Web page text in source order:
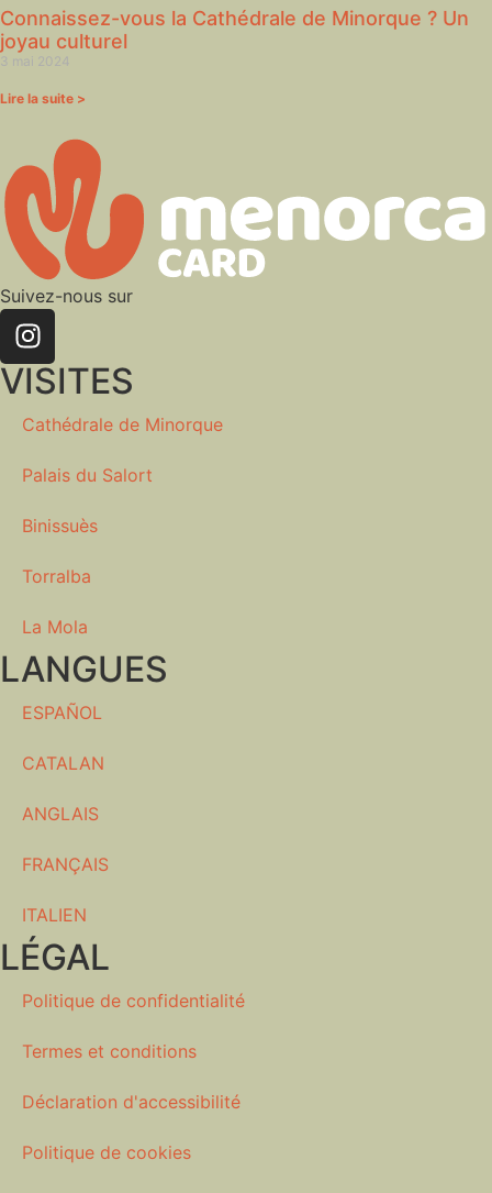
Connaissez-vous la Cathédrale de Minorque ? Un
joyau culturel
3 mai 2024
Lire la suite >
Suivez-nous sur
VISITES
Cathédrale de Minorque
Palais du Salort
Binissuès
Torralba
La Mola
LANGUES
ESPAÑOL
CATALAN
ANGLAIS
FRANÇAIS
ITALIEN
LÉGAL
Politique de confidentialité
Termes et conditions
Déclaration d'accessibilité
Politique de cookies